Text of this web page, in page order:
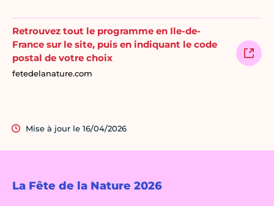
La Fête de la Nature 2026
Retrouvez tout le programme en Ile-de-
France sur le site, puis en indiquant le code
postal de votre choix
fetedelanature.com
Mise à jour le 16/04/2026